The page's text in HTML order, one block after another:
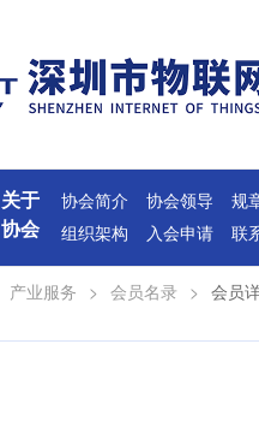
关于
协会
协会简介 协会领导
规
组织架构
入会申请 联
产业服务 > 会员名录 > 会员